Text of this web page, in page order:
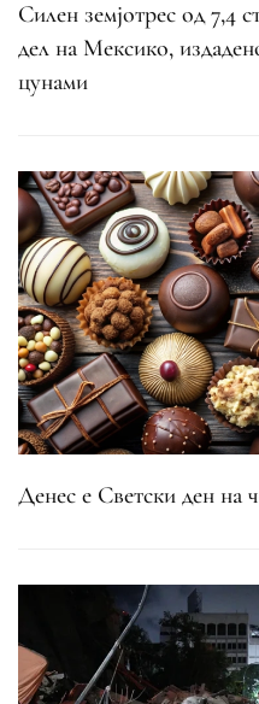
Силен земјотрес од 7,4
дел на Мексико,
цунами
Денес е Светски ден на